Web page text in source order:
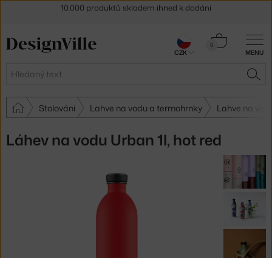
MENU
Hledat
0
Košík
Stolování Lahve na vodu a termohrnky Lahve na
Láhev na vodu Urban 1l, hot red
30 dní na vrácení zboží
CZK